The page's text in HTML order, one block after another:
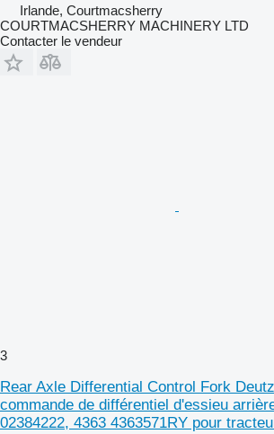
Irlande, Courtmacsherry
COURTMACSHERRY MACHINERY LTD
Contacter le vendeur
3
Rear Axle Differential Control Fork
commande de différentiel d'essieu
02384222, 4363 4363571RY pour